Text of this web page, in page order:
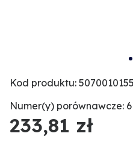
Kod produktu: 5070010155
Numer(y) porównawcze:
233,81 zł